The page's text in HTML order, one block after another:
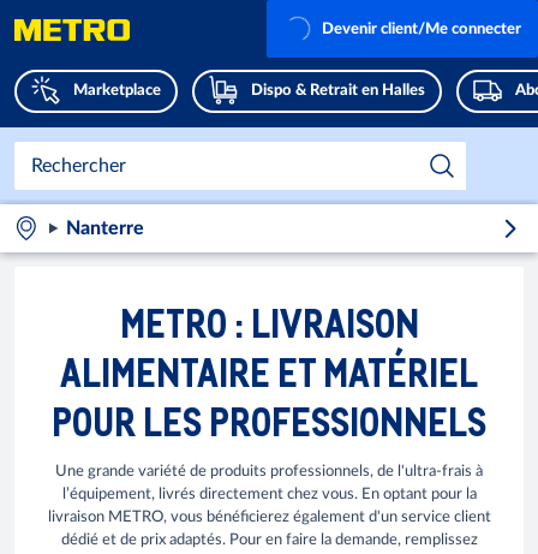
Marketplace Dispo & Retrait en Halles
Devenir client/Me connecter
Nanterre
METRO : LIVRAISON
ALIMENTAIRE ET MATÉRIEL
POUR LES PROFESSIONNELS
Une grande variété de produits professionnels, de l'ultra-frais à
l’équipement, livrés directement chez vous. En optant pour la
livraison METRO, vous bénéficierez également d'un service client
dédié et de prix adaptés. Pour en faire la demande, remplissez